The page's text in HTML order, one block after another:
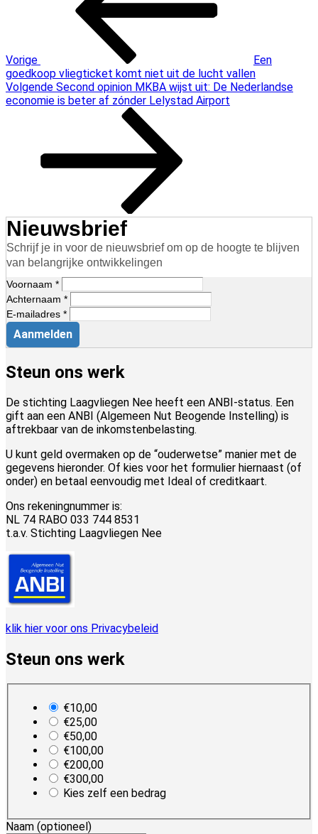
Vorige
Een
goedkoop vliegticket komt niet uit de lucht vallen
Volgend
bericht
Volgende Second opinion MKBA wijst uit: De Nederlandse
economie is beter af zónder Lelystad Airport
Nieuwsbrief
Schrijf je in voor de nieuwsbrief om op de hoogte te blijven
van belangrijke ontwikkelingen
Voornaam *
Achternaam *
E-mailadres *
Aanmelden
Steun ons werk
De stichting Laagvliegen Nee heeft een ANBI-status. Een
gift aan een ANBI (Algemeen Nut Beogende Instelling) is
aftrekbaar van de inkomstenbelasting.
U kunt geld overmaken op de “ouderwetse” manier met de
gegevens hieronder. Of kies voor het formulier hiernaast (of
onder) en betaal eenvoudig met Ideal of creditkaart.
Ons rekeningnummer is:
NL 74 RABO 033 744 8531
t.a.v. Stichting Laagvliegen Nee
klik hier voor ons Privacybeleid
Steun ons werk
€10,00
€25,00
€50,00
€100,00
€200,00
€300,00
Kies zelf een bedrag
Naam (optioneel)